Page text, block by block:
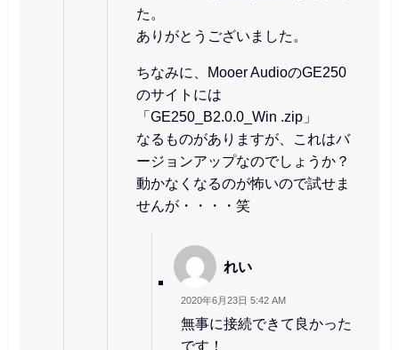
た。
ありがとうございました。
ちなみに、Mooer AudioのGE250
のサイトには
「GE250_B2.0.0_Win .zip」
なるものがありますが、これはバ
ージョンアップなのでしょうか？
動かなくなるのが怖いので試せま
せんが・・・・笑
れい
2020年6月23日 5:42 AM
無事に接続できて良かった
です！